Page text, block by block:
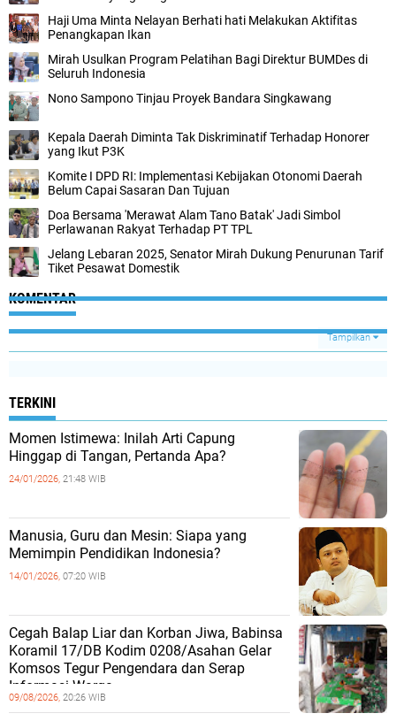
Haji Uma Minta Nelayan Berhati hati Melakukan Aktifitas
Penangkapan Ikan
Mirah Usulkan Program Pelatihan Bagi Direktur BUMDes di
Seluruh Indonesia
Nono Sampono Tinjau Proyek Bandara Singkawang
Kepala Daerah Diminta Tak Diskriminatif Terhadap Honorer
yang Ikut P3K
Komite I DPD RI: Implementasi Kebijakan Otonomi Daerah
Belum Capai Sasaran Dan Tujuan
Doa Bersama 'Merawat Alam Tano Batak' Jadi Simbol
Perlawanan Rakyat Terhadap PT TPL
Jelang Lebaran 2025, Senator Mirah Dukung Penurunan Tarif
Tiket Pesawat Domestik
KOMENTAR
Tampilkan
TERKINI
Momen Istimewa: Inilah Arti Capung
Hinggap di Tangan, Pertanda Apa?
24/01/2026, 21:48 WIB
Manusia, Guru dan Mesin: Siapa yang
Memimpin Pendidikan Indonesia?
14/01/2026, 07:20 WIB
Cegah Balap Liar dan Korban Jiwa, Babinsa
Koramil 17/DB Kodim 0208/Asahan Gelar
Komsos Tegur Pengendara dan Serap
Informasi Warga
09/08/2026, 20:26 WIB